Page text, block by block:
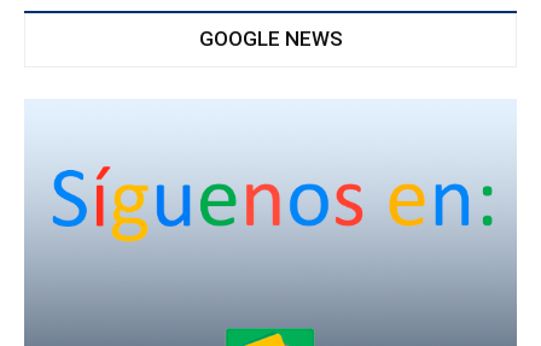
GOOGLE NEWS